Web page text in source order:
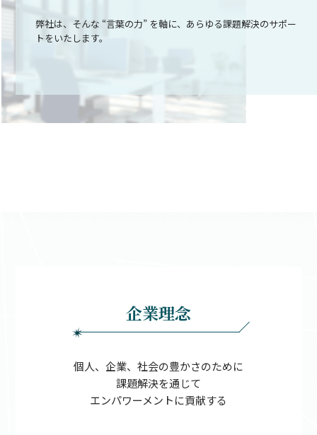
弊社は、そんな “言葉の力” を軸に、あらゆる課題解決のサポー
トをいたします。
企業理念
個人、企業、社会の豊かさのために
課題解決を通じて
エンパワーメントに貢献する